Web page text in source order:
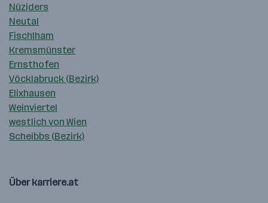
Nüziders
Neutal
Fischlham
Kremsmünster
Ernsthofen
Vöcklabruck (Bezirk)
Elixhausen
Weinviertel
westlich von Wien
Scheibbs (Bezirk)
Über karriere.at